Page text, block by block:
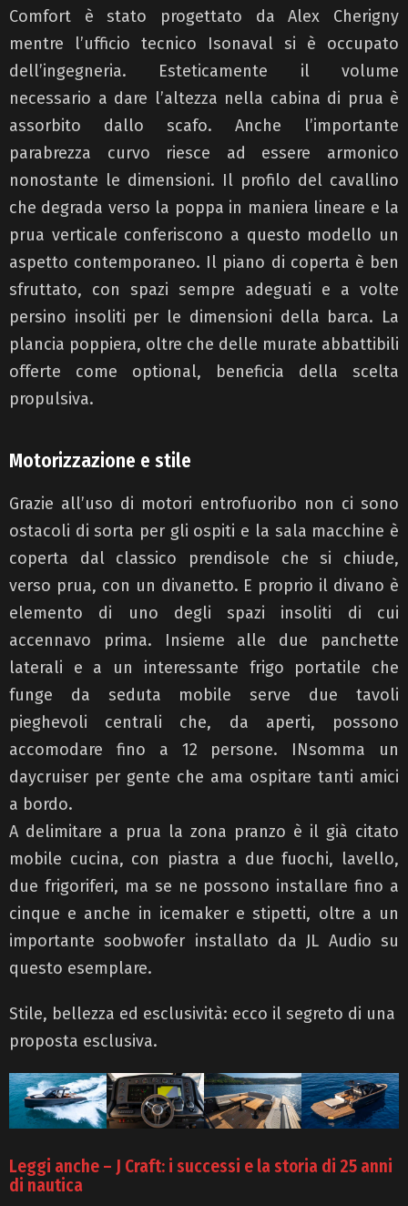
Comfort è stato progettato da Alex Cherigny
mentre l’ufficio tecnico Isonaval si è occupato
dell’ingegneria. Esteticamente il volume
necessario a dare l’altezza nella cabina di prua è
assorbito dallo scafo. Anche l’importante
parabrezza curvo riesce ad essere armonico
nonostante le dimensioni. Il profilo del cavallino
che degrada verso la poppa in maniera lineare e la
prua verticale conferiscono a questo modello un
aspetto contemporaneo. Il piano di coperta è ben
sfruttato, con spazi sempre adeguati e a volte
persino insoliti per le dimensioni della barca. La
plancia poppiera, oltre che delle murate abbattibili
offerte come optional, beneficia della scelta
propulsiva.
Motorizzazione e stile
Grazie all’uso di motori entrofuoribo non ci sono
ostacoli di sorta per gli ospiti e la sala macchine è
coperta dal classico prendisole che si chiude,
verso prua, con un divanetto. E proprio il divano è
elemento di uno degli spazi insoliti di cui
accennavo prima. Insieme alle due panchette
laterali e a un interessante frigo portatile che
funge da seduta mobile serve due tavoli
pieghevoli centrali che, da aperti, possono
accomodare fino a 12 persone. INsomma un
daycruiser per gente che ama ospitare tanti amici
a bordo.
A delimitare a prua la zona pranzo è il già citato
mobile cucina, con piastra a due fuochi, lavello,
due frigoriferi, ma se ne possono installare fino a
cinque e anche in icemaker e stipetti, oltre a un
importante soobwofer installato da JL Audio su
questo esemplare.
Stile, bellezza ed esclusività: ecco il segreto di una
proposta esclusiva.
Leggi anche – J Craft: i successi e la storia di 25 anni
di nautica